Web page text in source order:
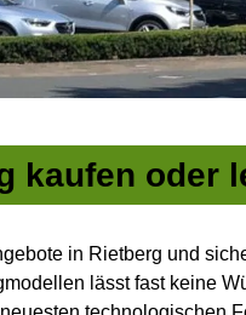
kaufen oder
in Rietberg und
lässt fast keine